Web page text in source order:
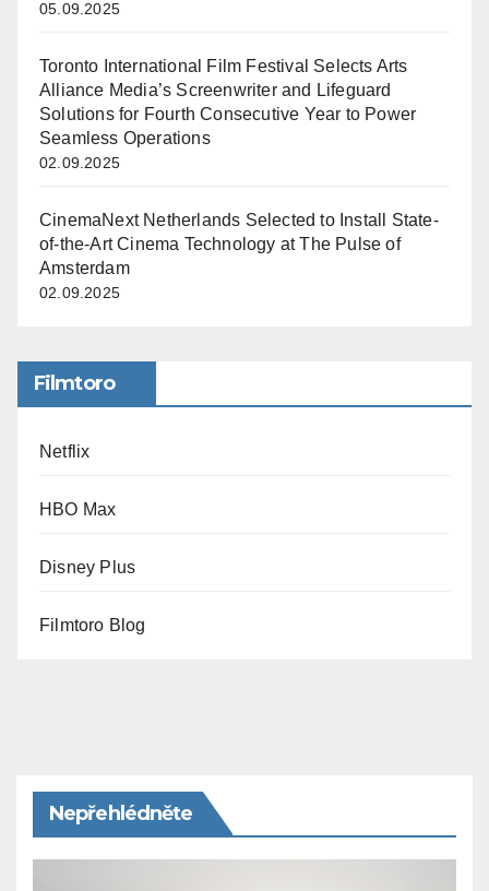
05.09.2025
Toronto International Film Festival Selects Arts
Alliance Media’s Screenwriter and Lifeguard
Solutions for Fourth Consecutive Year to Power
Seamless Operations
02.09.2025
CinemaNext Netherlands Selected to Install State-
of-the-Art Cinema Technology at The Pulse of
Amsterdam
02.09.2025
Filmtoro
Netflix
HBO Max
Disney Plus
Filmtoro Blog
Nepřehlédněte